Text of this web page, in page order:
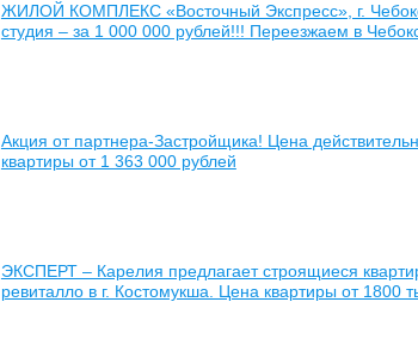
ЖИЛОЙ КОМПЛЕКС «Восточный Экспресс», г.
студия – за 1 000 000 рублей!!! Переезжаем в
Акция от партнера-Застройщика! Цена
квартиры от 1 363 000 рублей
ЭКСПЕРТ – Карелия предлагает строящиеся
ревиталло в г. Костомукша. Цена квартиры от 1800